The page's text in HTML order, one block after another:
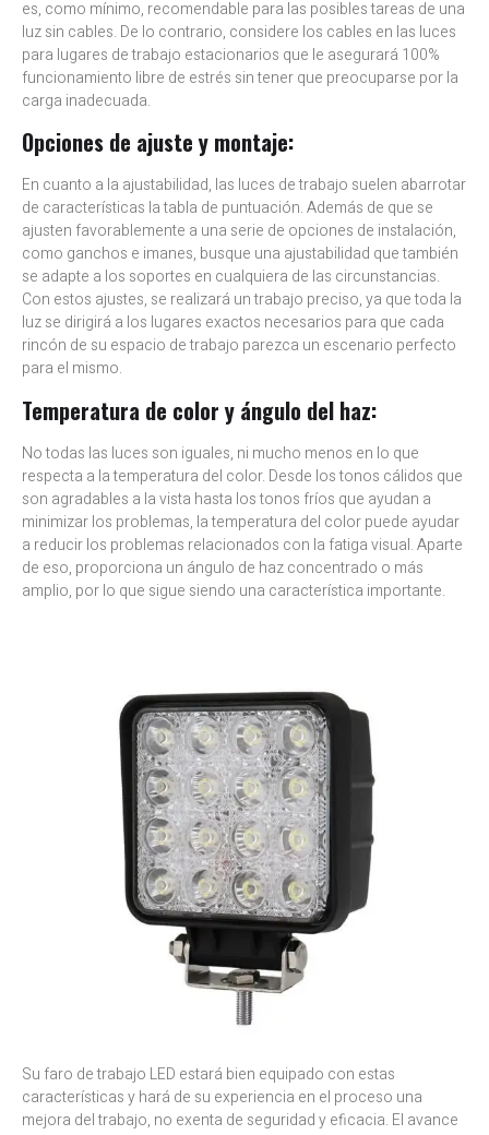
es, como mínimo, recomendable para las posibles tareas de una
luz sin cables. De lo contrario, considere los cables en las luces
para lugares de trabajo estacionarios que le asegurará 100%
funcionamiento libre de estrés sin tener que preocuparse por la
carga inadecuada.
Opciones de ajuste y montaje:
En cuanto a la ajustabilidad, las luces de trabajo suelen abarrotar
de características la tabla de puntuación. Además de que se
ajusten favorablemente a una serie de opciones de instalación,
como ganchos e imanes, busque una ajustabilidad que también
se adapte a los soportes en cualquiera de las circunstancias.
Con estos ajustes, se realizará un trabajo preciso, ya que toda la
luz se dirigirá a los lugares exactos necesarios para que cada
rincón de su espacio de trabajo parezca un escenario perfecto
para el mismo.
Temperatura de color y ángulo del haz:
No todas las luces son iguales, ni mucho menos en lo que
respecta a la temperatura del color. Desde los tonos cálidos que
son agradables a la vista hasta los tonos fríos que ayudan a
minimizar los problemas, la temperatura del color puede ayudar
a reducir los problemas relacionados con la fatiga visual. Aparte
de eso, proporciona un ángulo de haz concentrado o más
amplio, por lo que sigue siendo una característica importante.
Su faro de trabajo LED estará bien equipado con estas
características y hará de su experiencia en el proceso una
mejora del trabajo, no exenta de seguridad y eficacia. El avance